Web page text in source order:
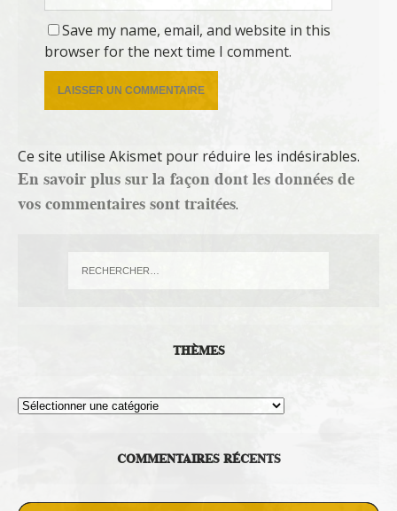
Save my name, email, and website in this
browser for the next time I comment.
Ce site utilise Akismet pour réduire les indésirables.
En savoir plus sur la façon dont les données de
vos commentaires sont traitées.
THÈMES
Thèmes
COMMENTAIRES RÉCENTS